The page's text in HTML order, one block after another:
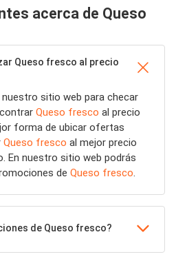
acerca de Queso
Queso fresco al precio
sitio web para checar
Queso fresco al precio
forma de ubicar ofertas
Queso fresco al mejor precio
En nuestro sitio web podrás
de Queso fresco
de Queso fresco?